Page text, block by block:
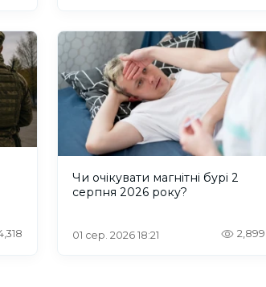
Чи очікувати магнітні бурі 2
серпня 2026 року?
01 сер. 2026 18:21 2,899